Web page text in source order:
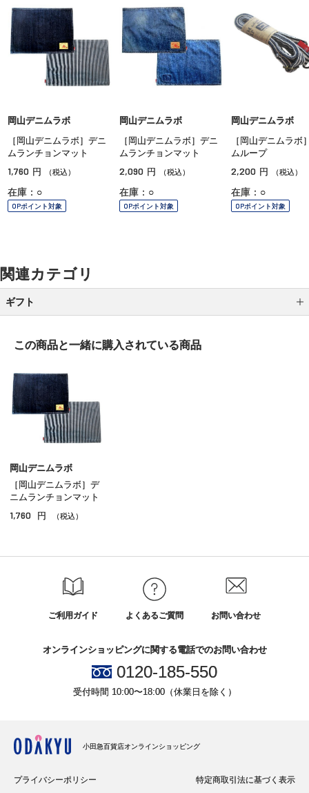
岡山デニムラボ
［岡山デニムラボ］デニ
ムランチョンマット
1,760 円 （税込）
在庫：○
OPポイント対象
岡山デニムラボ
［岡山デニムラボ］デニ
ムランチョンマット
2,090 円 （税込）
在庫：○
OPポイント対象
岡山デニムラボ
［岡山デニムラボ
ムループ
2,200 円 （税込）
在庫：○
OPポイント対象
関連カテゴリ
ギフト
シーンから選ぶ
結婚祝い
誕生日ギフト
出産祝い
プチギフト
引越し・新築・開店祝い
法事・法要の引き物
ギフトラッピング対象商品
この商品と一緒に購入されている商品
岡山デニムラボ
［岡山デニムラボ］デ
ニムランチョンマット
1,760 円 （税込）
ご利用ガイド よくあるご質問 お問い合わせ
オンラインショッピングに関する電話でのお問い合わせ
0120-185-550
受付時間 10:00〜18:00（休業日を除く）
小田急百貨店オンラインショッピング
プライバシーポリシー 特定商取引法に基づく表示